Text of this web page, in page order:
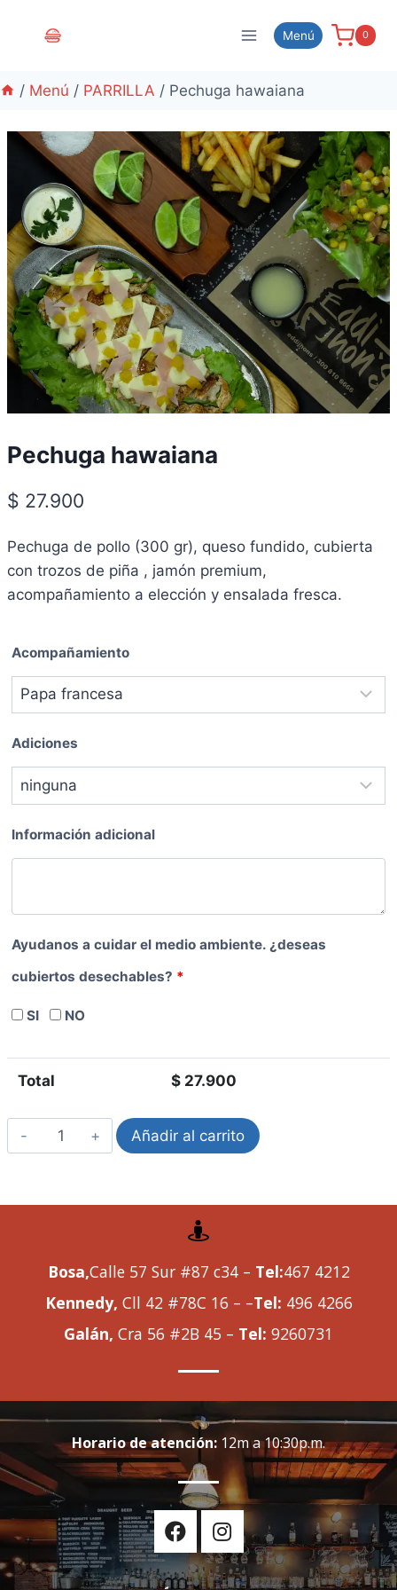
Menú 0
/ Menú / PARRILLA / Pechuga hawaiana
Pechuga hawaiana
$ 27.900
Pechuga de pollo (300 gr), queso fundido, cubierta
con trozos de piña , jamón premium,
acompañamiento a elección y ensalada fresca.
Acompañamiento
Adiciones
Información adicional
Ayudanos a cuidar el medio ambiente. ¿deseas
cubiertos desechables? *
SI NO
Total $ 27.900
Añadir al carrito
Bosa,Calle 57 Sur #87 c34 – Tel:467 4212
Kennedy, Cll 42 #78C 16 – –Tel: 496 4266
Galán, Cra 56 #2B 45 – Tel: 9260731
Horario de atención: 12m a 10:30p.m.